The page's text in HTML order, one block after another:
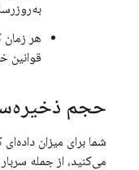
هر زمان
قوانین
حجم
شما برای میزان داده‌ای
می‌کنید، از جمله